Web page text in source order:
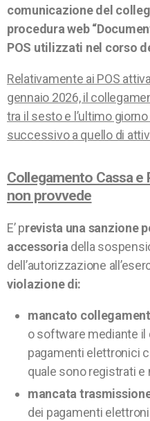
comunicazione del
procedura web
POS utilizzati nel corso
Relativamente ai POS
gennaio 2026, il
tra il sesto e l’ultimo
successivo a quello di
Collegamento Cassa e
non provvede
E’ prevista una sanzione
accessoriadella
dell’autorizzazione
violazione di:
mancato
o software mediante il
pagamenti elettronici
quale sono registrati
mancata
dei pagamenti